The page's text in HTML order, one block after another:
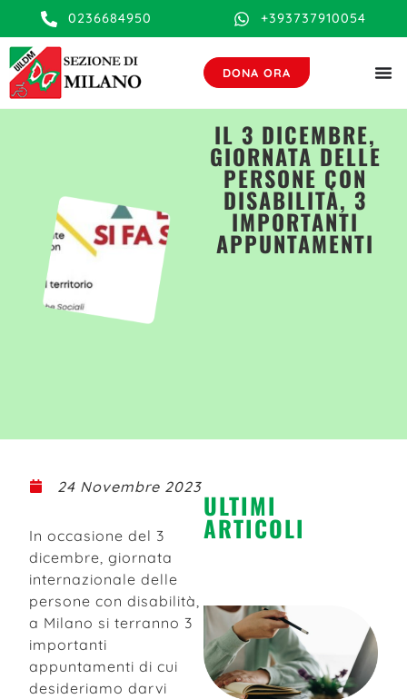
contenuto0236684950 +393737910054
DONA ORA
IL 3 DICEMBRE,
GIORNATA DELLE
PERSONE CON
DISABILITÀ, 3
IMPORTANTI
APPUNTAMENTI
24 Novembre 2023
In occasione del 3
dicembre, giornata
internazionale delle
persone con disabilità,
a Milano si terranno 3
importanti
appuntamenti di cui
desideriamo darvi
ULTIMI
ARTICOLI